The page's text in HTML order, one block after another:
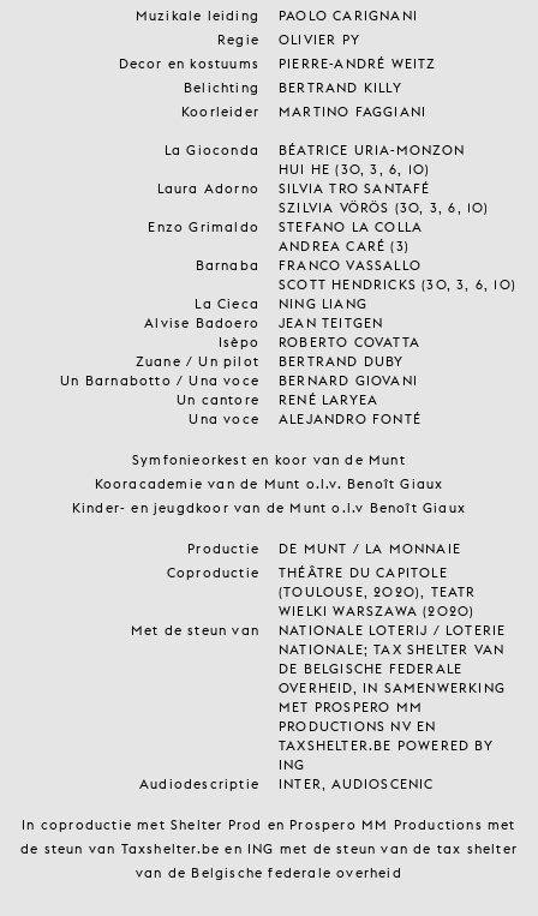
Muzikale leiding
PAOLO CARIGNANI
Regie
OLIVIER PY
Decor en kostuums
PIERRE-ANDRÉ WEITZ
Belichting
BERTRAND KILLY
Koorleider
MARTINO FAGGIANI
La Gioconda
BÉATRICE URIA-MONZON
HUI HE (30, 3, 6, 10)
Laura Adorno
SILVIA TRO SANTAFÉ
SZILVIA VÖRÖS (30, 3, 6, 10)
Enzo Grimaldo
STEFANO LA COLLA
ANDREA CARÉ (3)
Barnaba
FRANCO VASSALLO
SCOTT HENDRICKS (30, 3, 6, 10)
La Cieca
NING LIANG
Alvise Badoero
JEAN TEITGEN
Isèpo
ROBERTO COVATTA
Zuane / Un pilot
BERTRAND DUBY
Un Barnabotto / Una voce
BERNARD GIOVANI
Un cantore
RENÉ LARYEA
Una voce
ALEJANDRO FONTÉ
Symfonieorkest en koor van de Munt
Kooracademie van de Munt o.l.v. Benoît Giaux
Kinder- en jeugdkoor van de Munt o.l.v Benoît Giaux
Productie
DE MUNT / LA MONNAIE
Coproductie
THÉÂTRE DU CAPITOLE
(TOULOUSE, 2020), TEATR
WIELKI WARSZAWA (2020)
Met de steun van
NATIONALE LOTERIJ / LOTERIE
NATIONALE; TAX SHELTER VAN
DE BELGISCHE FEDERALE
OVERHEID, IN SAMENWERKING
MET PROSPERO MM
PRODUCTIONS NV EN
TAXSHELTER.BE POWERED BY
ING
Audiodescriptie
INTER, AUDIOSCENIC
In coproductie met Shelter Prod en Prospero MM Productions met
de steun van Taxshelter.be en ING met de steun van de tax shelter
van de Belgische federale overheid